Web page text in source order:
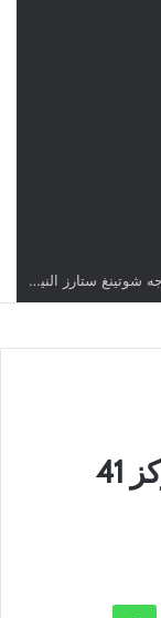
اليوم.. قرعة الأدوار التمهيدية لدوري أبطال إفريقيا وكأس الكونفدرالية بمشاركة أربعة أندية تونسية
المنتخب الوطني في المركز 41
واتساب